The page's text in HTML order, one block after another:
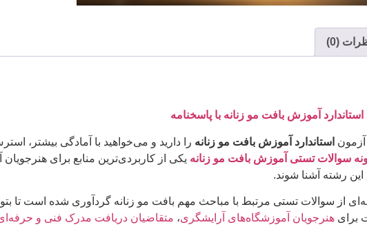
(0)
آموزش بافت مو زنانه با پاسخنامه
استاندارد آموزش بافت مو زنانه را دارید و می‌خواهید با آمادگی بیشتر،
سوالات تستی آموزش بافت مو زنانه یکی از کاربردی‌ترین منابع برای
رشته آشنا شوند.
از سوالات تستی مرتبط با مباحث مهم بافت مو زنانه گردآوری شده است تا
برای هنرجویان آموزشگاه‌های آرایشگری، متقاضیان دریافت مدرک فنی و